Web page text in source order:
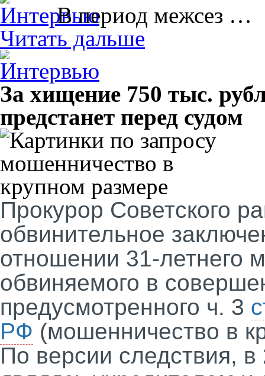
В период межсез …
Читать дальше
За хищение 750 тыс.
предстанет перед судом
Прокурор Советского
обвинительное
отношении 31-летнего
обвиняемого в
предусмотренного ч. 3
РФ (мошенничество в
По версии следствия,